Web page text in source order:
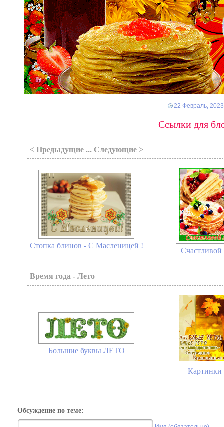
22 Февраль, 2023
Ссылки для
< Предыдущие ... Следующие >
Стопка блинов - С Масленицей !
Время года - Лето
Большие буквы ЛЕТО
Картинки
Обсуждение по теме: